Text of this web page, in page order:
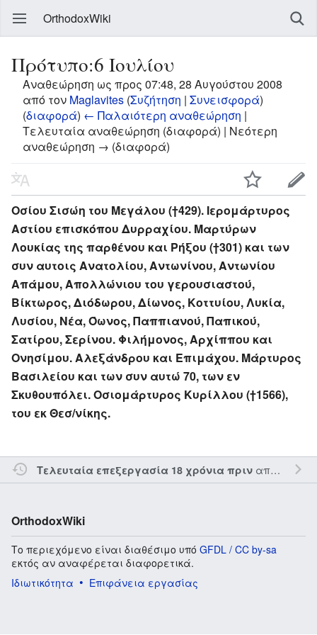
OrthodoxWiki
Πρότυπο:6 Ιουλίου
Αναθεώρηση ως προς 07:48, 28 Αυγούστου 2008
από τον Maglavites (Συζήτηση | Συνεισφορά)
(διαφορά) ← Παλαιότερη αναθεώρηση |
Τελευταία αναθεώρηση (διαφορά) | Νεότερη
αναθεώρηση → (διαφορά)
Οσίου Σισώη του Μεγάλου (†429). Ιερομάρτυρος
Αστίου επισκόπου Δυρραχίου. Μαρτύρων
Λουκίας της παρθένου και Ρήξου (†301) και των
συν αυτοις Ανατολίου, Αντωνίνου, Αντωνίου
Απάμου, Απολλώνιου του γερουσιαστού,
Βίκτωρος, Διόδωρου, Δίωνος, Κοττυίου, Λυκία,
Λυσίου, Νέα, Όωνος, Παππιανού, Παπικού,
Σατίρου, Σερίνου. Φιλήμονος, Αρχίππου και
Ονησίμου. Αλεξάνδρου και Επιμάχου. Μάρτυρος
Βασιλείου και των συν αυτώ 70, των εν
Σκυθουπόλει. Οσιομάρτυρος Κυρίλλου (†1566),
του εκ Θεσ/νίκης.
Τελευταία επεξεργασία 18 χρόνια πριναπό τον την
OrthodoxWiki
Το περιεχόμενο είναι διαθέσιμο υπό GFDL / CC by-sa
εκτός αν αναφέρεται διαφορετικά.
Ιδιωτικότητα
Επιφάνεια εργασίας